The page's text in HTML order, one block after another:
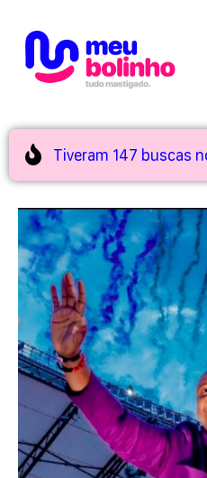
Tiveram 147 buscas